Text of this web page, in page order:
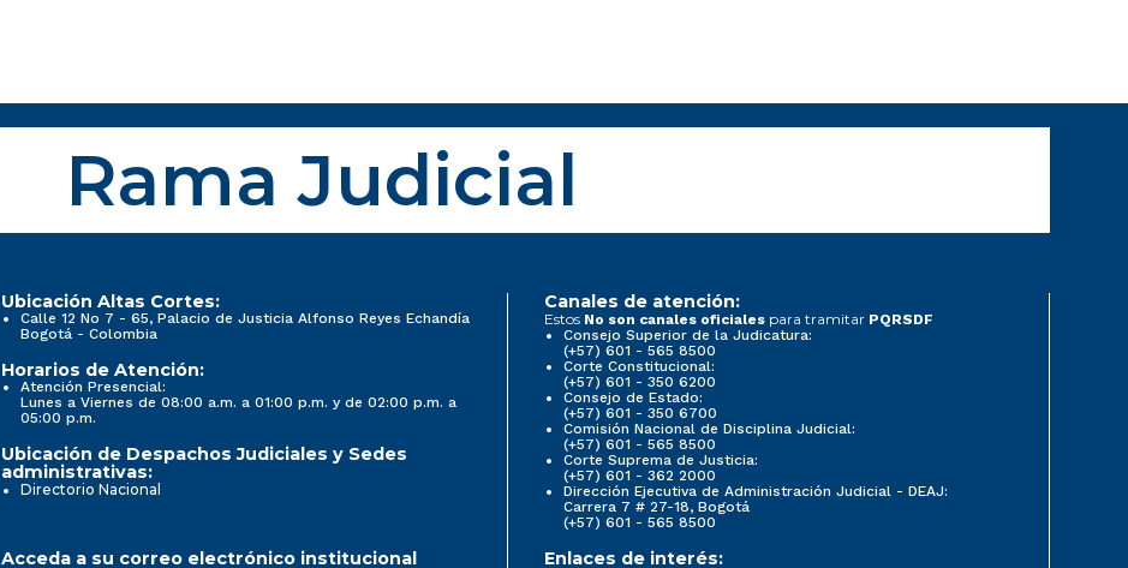
Rama Judicial
Ubicación Altas Cortes:
Calle 12 No 7 - 65, Palacio de Justicia Alfonso Reyes Echandía
Bogotá - Colombia
Horarios de Atención:
Atención Presencial:
Lunes a Viernes de 08:00 a.m. a 01:00 p.m. y de 02:00 p.m. a
05:00 p.m.
Ubicación de Despachos Judiciales y Sedes
administrativas:
Directorio Nacional
Canales de atención:
Estos No son canales oficiales para tramitar PQRSDF
Consejo Superior de la Judicatura:
(+57) 601 - 565 8500
Corte Constitucional:
(+57) 601 - 350 6200
Consejo de Estado:
(+57) 601 - 350 6700
Comisión Nacional de Disciplina Judicial:
(+57) 601 - 565 8500
Corte Suprema de Justicia:
(+57) 601 - 362 2000
Dirección Ejecutiva de Administración Judicial - DEAJ:
Carrera 7 # 27-18, Bogotá
(+57) 601 - 565 8500
Acceda a su correo electrónico institucional Enlaces de interés: